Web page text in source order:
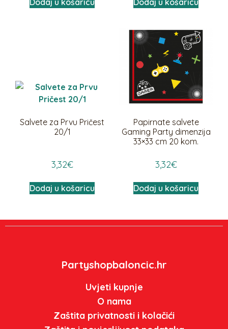
Salvete za Prvu Pričest
20/1
3,32€
Dodaj u košaricu
Papirnate salvete
Gaming Party dimenzija
33×33 cm 20 kom.
3,32€
Dodaj u košaricu
Partyshopbaloncic.hr
Uvjeti kupnje
O nama
Zaštita privatnosti i kolačići